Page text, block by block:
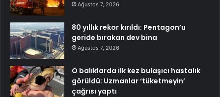
Ağustos 7, 2026
80 yıllık rekor kırıldı: Pentagon’u
geride bırakan dev bina
Ağustos 7, 2026
O balıklarda ilk kez bulaşıcı hastalık
görüldü: Uzmanlar ‘tüketmeyin’
çağrısı yaptı